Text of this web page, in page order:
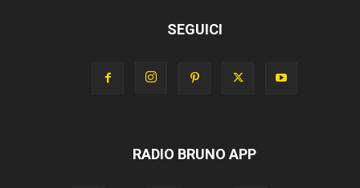
SEGUICI
RADIO BRUNO APP